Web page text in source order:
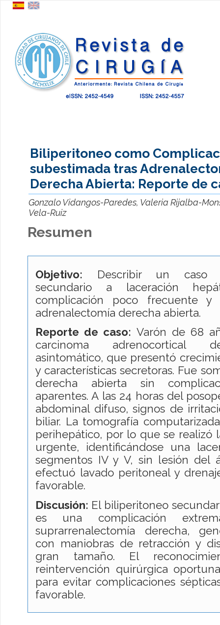
Biliperitoneo como
subestimada tras
Derecha Abierta: Reporte de
Gonzalo Vidangos-Paredes, Valeria Rijalba-
Vela-Ruiz
Resumen
Objetivo: Describir un caso
secundario a laceración
complicación poco frecuente y
adrenalectomía derecha abierta.
Reporte de caso: Varón de 68
carcinoma adrenocortical
asintomático, que presentó
y características secretoras. Fue
derecha abierta sin
aparentes. A las 24 horas del
abdominal difuso, signos de
biliar. La tomografía
perihepático, por lo que se realizó
urgente, identificándose una
segmentos IV y V, sin lesión del
efectuó lavado peritoneal y
favorable.
Discusión: El biliperitoneo
es una complicación
suprarrenalectomía derecha,
con maniobras de retracción y
gran tamaño. El
reintervención quirúrgica
para evitar complicaciones
favorable.